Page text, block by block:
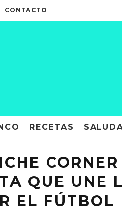
CONTACTO
RECETAS
QUE UNE
EL FÚTBOL